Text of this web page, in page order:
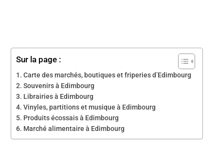
Sur la page :
Carte des marchés, boutiques et friperies d’Edimbourg
Souvenirs à Edimbourg
Librairies à Edimbourg
Vinyles, partitions et musique à Edimbourg
Produits écossais à Edimbourg
Marché alimentaire à Edimbourg